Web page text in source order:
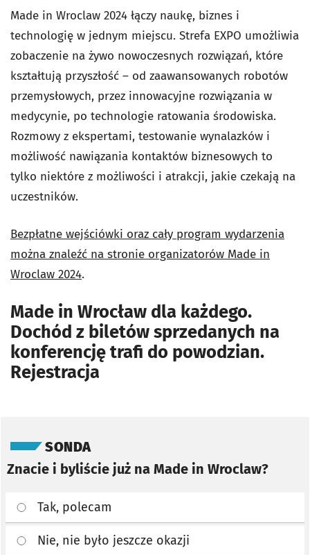
Made in Wroclaw 2024 łączy naukę, biznes i
technologię w jednym miejscu. Strefa EXPO umożliwia
zobaczenie na żywo nowoczesnych rozwiązań, które
kształtują przyszłość – od zaawansowanych robotów
przemysłowych, przez innowacyjne rozwiązania w
medycynie, po technologie ratowania środowiska.
Rozmowy z ekspertami, testowanie wynalazków i
możliwość nawiązania kontaktów biznesowych to
tylko niektóre z możliwości i atrakcji, jakie czekają na
uczestników.
Bezpłatne wejściówki oraz cały program wydarzenia
można znaleźć na stronie organizatorów Made in
Wroclaw 2024.
Made in Wrocław dla każdego.
Dochód z biletów sprzedanych na
konferencję trafi do powodzian.
Rejestracja
SONDA
Znacie i byliście już na Made in Wroclaw?
Tak, polecam
Nie, nie było jeszcze okazji